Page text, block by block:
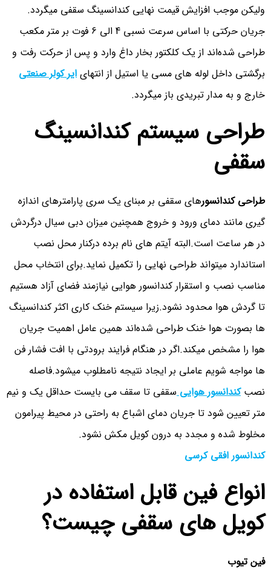
ولیکن موجب افزایش قیمت نهایی کندانسینگ سقفی میگردد.
جریان حرکتی با اساس سرعت نسبی 4 الی 6 فوت بر متر مکعب
طراحی شده‌اند از یک کلکتور بخار داغ وارد و پس از حرکت رفت و
برگشتی داخل لوله ‌های مسی یا استیل از انتهای ایر کولر صنعتی
خارج و به مدار تبریدی باز میگردد.
طراحی سیستم کندانسینگ
سقفی
طراحی کندانسورهای سقفی بر مبنای یک سری پارامترهای اندازه
گیری مانند دمای ورود و خروج همچنین میزان دبی سیال درگردش
در هر ساعت است.البته آیتم های نام برده درکنار محل نصب
استاندارد میتواند طراحی نهایی را تکمیل نماید.برای انتخاب محل
مناسب نصب و استقرار کندانسور هوایی نیازمند فضای آزاد هستیم
تا گردش هوا محدود نشود.زیرا سیستم خنک کاری اکثر کندانسینگ
ها بصورت هوا خنک طراحی شده‌اند همین عامل اهمیت جریان
هوا را مشخص میکند.اگر در هنگام فرایند برودتی با افت فشار فن
ها مواجه شویم عاملی بر ایجاد نتیجه نامطلوب میشود.فاصله
نصبکندانسور هواییسقفی تا سقف می بایست حداقل یک و نیم
متر تعیین شود تا جریان دمای اشباع به راحتی در محیط پیرامون
مخلوط شده و مجدد به درون کویل مکش نشود.
کندانسور افقی کرسی
انواع فین قابل استفاده در
کویل های سقفی چیست؟
فین تیوب